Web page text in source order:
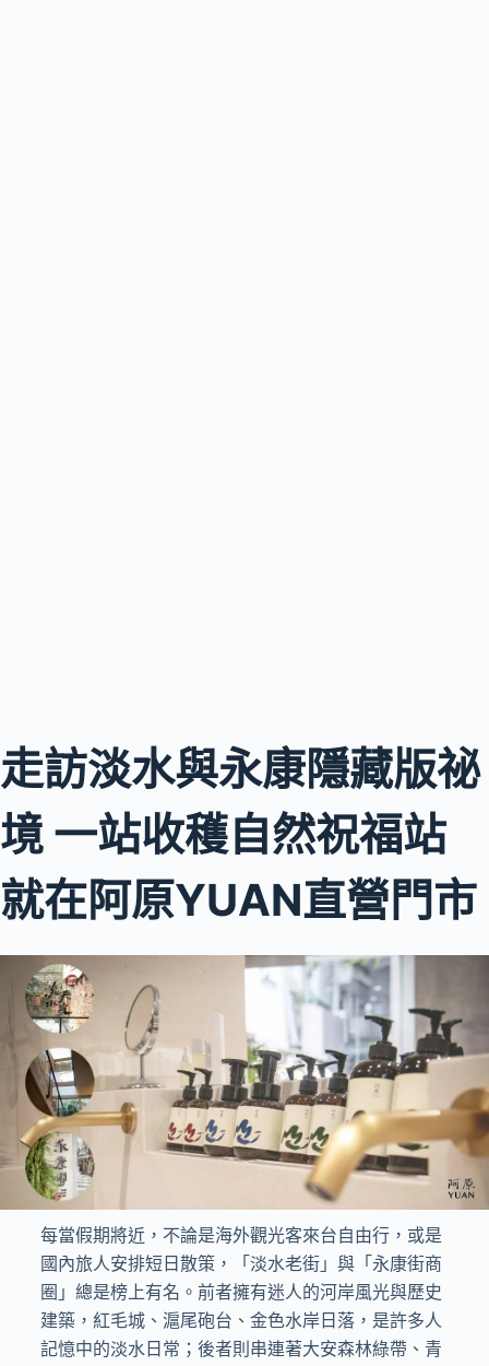
走訪淡水與永康隱藏版祕
境 一站收穫自然祝福站
就在阿原YUAN直營門市
每當假期將近，不論是海外觀光客來台自由行，或是
國內旅人安排短日散策，「淡水老街」與「永康街商
圈」總是榜上有名。前者擁有迷人的河岸風光與歷史
建築，紅毛城、滬尾砲台、金色水岸日落，是許多人
記憶中的淡水日常；後者則串連著大安森林綠帶、青